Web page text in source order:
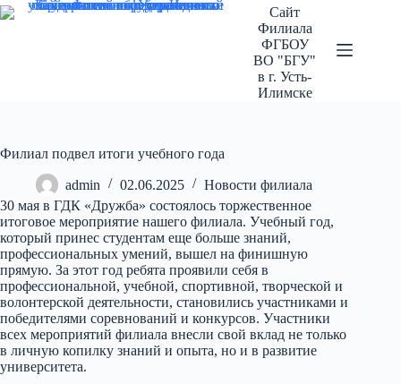
Перейти
к
Сайт
Филиала
ФГБОУ
ВО "БГУ"
в г. Усть-
Илимске
Филиал подвел итоги учебного года
admin 02.06.2025
Новости филиала
30 мая в ГДК «Дружба» состоялось торжественное
итоговое мероприятие нашего филиала. Учебный год,
который принес студентам еще больше знаний,
профессиональных умений, вышел на финишную
прямую. За этот год ребята проявили себя в
профессиональной, учебной, спортивной, творческой и
волонтерской деятельности, становились участниками и
победителями соревнований и конкурсов. Участники
всех мероприятий филиала внесли свой вклад не только
в личную копилку знаний и опыта, но и в развитие
университета.